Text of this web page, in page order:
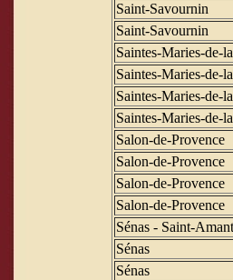
Saint-Savournin
Saint-Savournin
Saintes-Maries-de-
Saintes-Maries-de-
Saintes-Maries-de-
Saintes-Maries-de-
Salon-de-Provence
Salon-de-Provence
Salon-de-Provence
Salon-de-Provence
Sénas - Saint-Amant
Sénas
Sénas